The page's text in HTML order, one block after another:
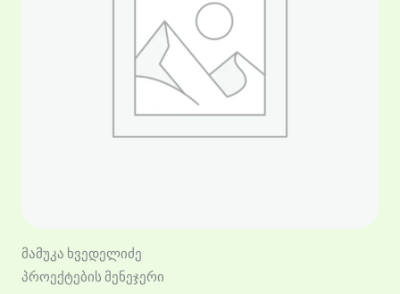
მამუკა ხვედელიძე
პროექტების მენეჯერი